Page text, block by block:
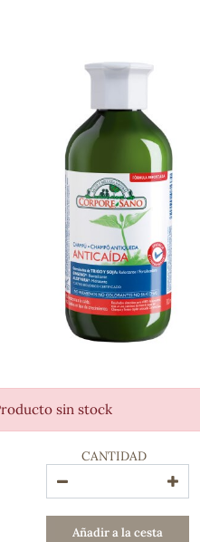
Control de peso
Ácidos Grasos
Depurativos
Bienestar emocional
Jalea Real
Memoria
Hierro
Deporte
Digestivos
Circulatorio,
Superalimentos
Proteína
Energía
COSMÉTICA E
Cremas, lociones y
Hombre
Higiene personal
Labiales
Aceites esenciales y
Aceites vegetales
sin stock
CANTIDAD
Añadir a la cesta